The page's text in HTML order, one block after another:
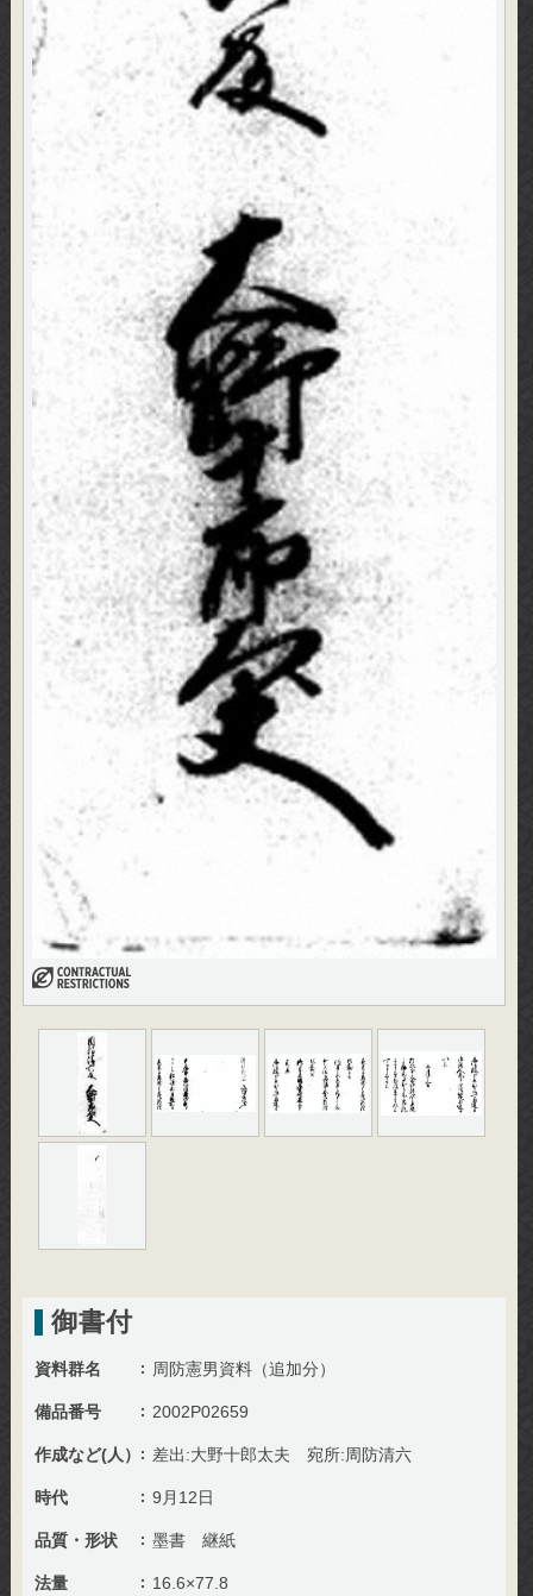
御書付
資料群名 周防憲男資料（追加分）
備品番号 2002P02659
作成など(人） 差出:大野十郎太夫 宛所:周防清六
時代 9月12日
品質・形状 墨書 継紙
法量 16.6×77.8